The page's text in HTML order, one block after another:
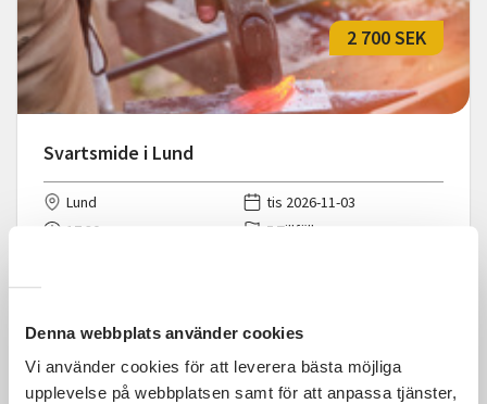
Denna webbplats använder cookies
Vi använder cookies för att leverera bästa möjliga
upplevelse på webbplatsen samt för att anpassa tjänster,
Svartsmide i Lund
2 700 SEK
Lund
tis 2026-11-03
17:30
5 Tillfällen